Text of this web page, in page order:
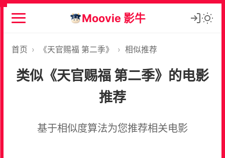
Moovie 影牛
首页 › 《天官赐福 第二季》 › 相似推荐
类似《天官赐福 第二季》的电影
推荐
基于相似度算法为您推荐相关电影